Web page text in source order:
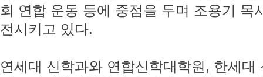
회 연합 운동 등에 중점을 두며 조용기 목
전시키고 있다.
연세대 신학과와 연합신학대학원, 한세